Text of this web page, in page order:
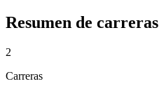
Resumen de carreras
2
Carreras